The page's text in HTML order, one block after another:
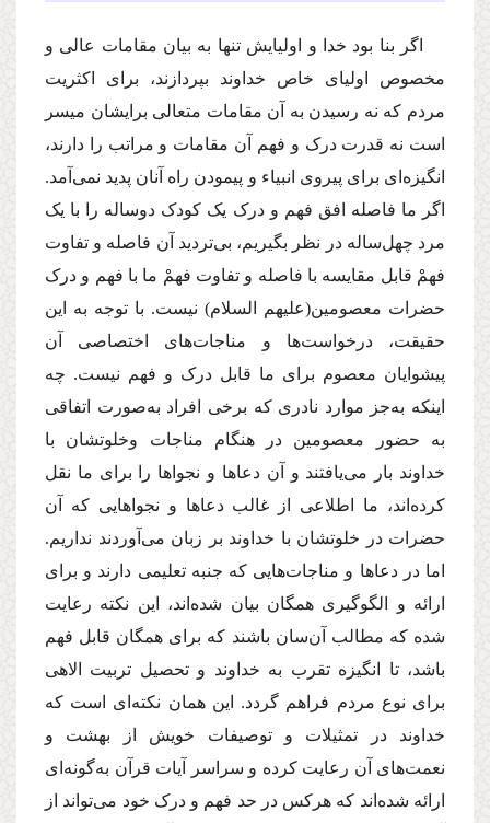
اگر بنا بود خدا و اولیایش تنها به بیان مقامات عالی و
مخصوص اولیای خاص خداوند بپردازند، برای اکثریت
مردم که نه رسیدن به آن مقامات متعالی برایشان میسر
است نه قدرت درک و فهم آن مقامات و مراتب را دارند،
انگیزه‌ای برای پیروی انبیاء و پیمودن راه آنان پدید نمی‌آمد.
اگر ما فاصله افق فهم و درک یک کودک دوساله را با یک
مرد چهل‌ساله در نظر بگیریم، بی‌تردید آن فاصله و تفاوت
فهمْ قابل مقایسه با فاصله و تفاوت فهمْ ما با فهم و درک
حضرات معصومین(علیهم السلام) نیست. با توجه به این
حقیقت، درخواست‌ها و مناجات‌های اختصاصی آن
پیشوایان معصوم برای ما قابل درک و فهم نیست. چه
اینکه به‌جز موارد نادری که برخی افراد به‌صورت اتفاقی
به حضور معصومین در هنگام مناجات وخلوتشان با
خداوند بار می‌یافتند و آن دعاها و نجواها را برای ما نقل
کرده‌اند، ما اطلاعی از غالب دعاها و نجواهایی که آن
حضرات در خلوتشان با خداوند بر زبان می‌آوردند نداریم.
اما در دعاها و مناجات‌هایی که جنبه تعلیمی دارند و برای
ارائه و الگوگیری همگان بیان شده‌اند، این نکته رعایت
شده که مطالب آن‌سان باشند که برای همگان قابل فهم
باشد، تا انگیزه تقرب به خداوند و تحصیل تربیت الاهی
برای نوع مردم فراهم گردد. این همان نکته‌ای است که
خداوند در تمثیلات و توصیفات خویش از بهشت و
نعمت‌های آن رعایت کرده و سراسر آیات قرآن به‌گونه‌ای
ارائه شده‌اند که هرکس در حد فهم و درک خود می‌تواند از